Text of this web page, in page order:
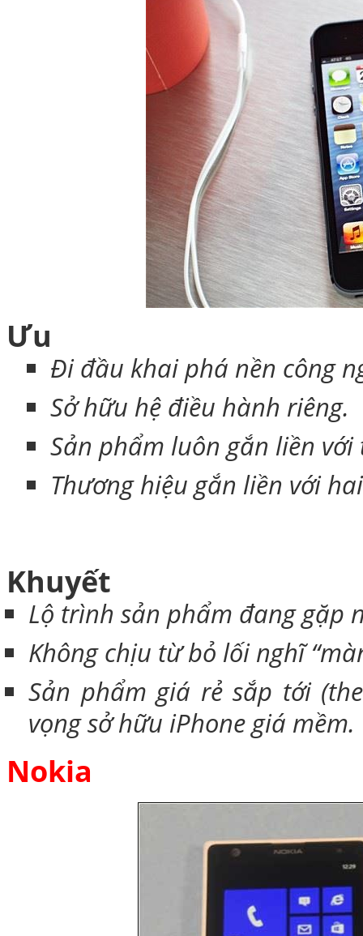
Ưu
Đi đầu khai phá nền công
Sở hữu hệ điều hành riêng.
Sản phẩm luôn gắn liền với
Thương hiệu gắn liền với
Khuyết
Lộ trình sản phẩm đang gặp
Không chịu từ bỏ lối nghĩ
Sản phẩm giá rẻ sắp tới
vọng sở hữu iPhone giá mềm.
Nokia